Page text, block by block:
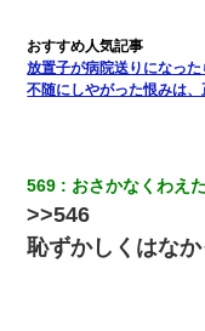
放置子が病院送りになっ
不随にしやがった恨みは、
569 おさかなくわえ
>>546
恥ずかしくはな